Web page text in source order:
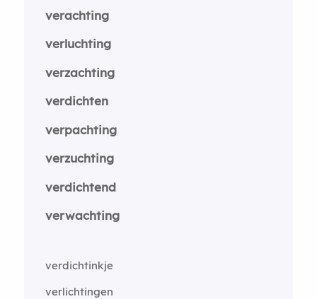
verachting
verluchting
verzachting
verdichten
verpachting
verzuchting
verdichtend
verwachting
verdichtinkje
verlichtingen